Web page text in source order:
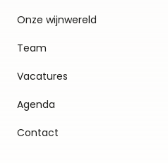
Onze wijnwereld
Team
Vacatures
Agenda
Contact